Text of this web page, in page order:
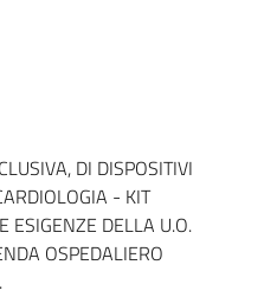
DI DISPOSITIVI
- KIT
ESIGENZE DELLA U.O.
OSPEDALIERO